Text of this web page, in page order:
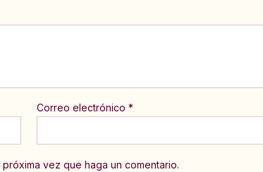
Correo electrónico*
vez que haga un comentario.